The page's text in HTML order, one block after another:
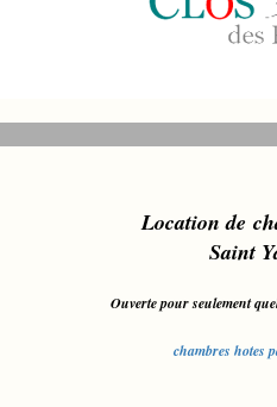
Location de
Saint
Ouverte pour seulement
chambres hotes